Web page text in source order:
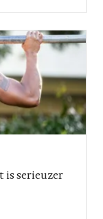
is serieuzer